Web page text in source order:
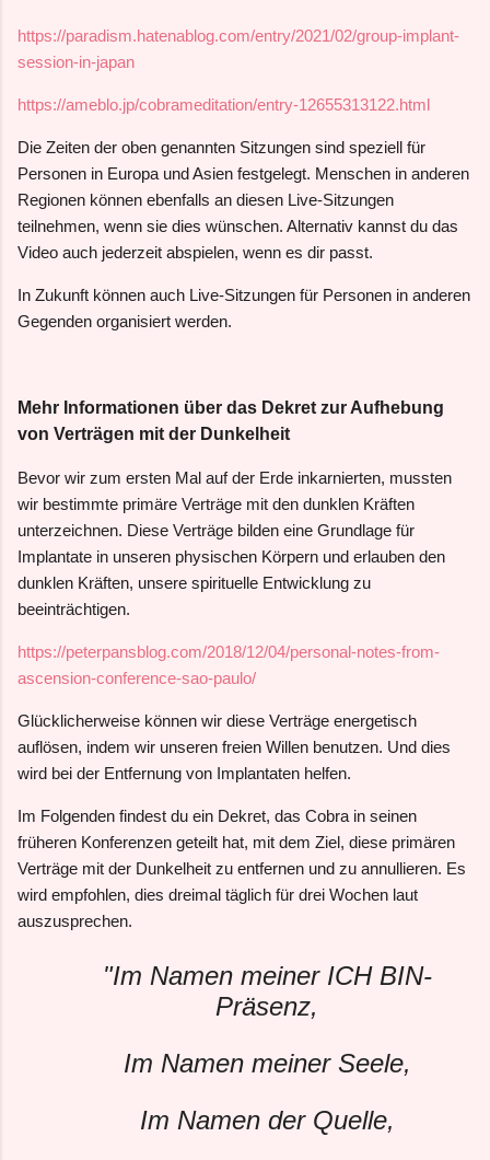
https://paradism.hatenablog.com/entry/2021/02/group-implant-
session-in-japan
https://ameblo.jp/cobrameditation/entry-12655313122.html
Die Zeiten der oben genannten Sitzungen sind speziell für
Personen in Europa und Asien festgelegt. Menschen in anderen
Regionen können ebenfalls an diesen Live-Sitzungen
teilnehmen, wenn sie dies wünschen. Alternativ kannst du das
Video auch jederzeit abspielen, wenn es dir passt.
In Zukunft können auch Live-Sitzungen für Personen in anderen
Gegenden organisiert werden.
Mehr Informationen über das Dekret zur Aufhebung
von Verträgen mit der Dunkelheit
Bevor wir zum ersten Mal auf der Erde inkarnierten, mussten
wir bestimmte primäre Verträge mit den dunklen Kräften
unterzeichnen. Diese Verträge bilden eine Grundlage für
Implantate in unseren physischen Körpern und erlauben den
dunklen Kräften, unsere spirituelle Entwicklung zu
beeinträchtigen.
https://peterpansblog.com/2018/12/04/personal-notes-from-
ascension-conference-sao-paulo/
Glücklicherweise können wir diese Verträge energetisch
auflösen, indem wir unseren freien Willen benutzen. Und dies
wird bei der Entfernung von Implantaten helfen.
Im Folgenden findest du ein Dekret, das Cobra in seinen
früheren Konferenzen geteilt hat, mit dem Ziel, diese primären
Verträge mit der Dunkelheit zu entfernen und zu annullieren. Es
wird empfohlen, dies dreimal täglich für drei Wochen laut
auszusprechen.
"Im Namen meiner ICH BIN-
Präsenz,
Im Namen meiner Seele,
Im Namen der Quelle,